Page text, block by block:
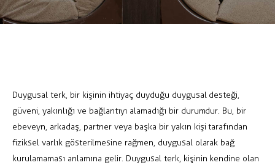
Duygusal terk, bir kişinin ihtiyaç duyduğu duygusal desteği,
güveni, yakınlığı ve bağlantıyı alamadığı bir durumdur. Bu, bir
ebeveyn, arkadaş, partner veya başka bir yakın kişi tarafından
fiziksel varlık gösterilmesine rağmen, duygusal olarak bağ
kurulamaması anlamına gelir. Duygusal terk, kişinin kendine olan